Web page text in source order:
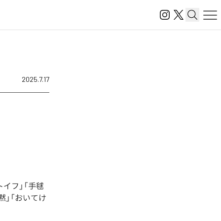
2025.7.17
フ」「手毬
」「おいてけ